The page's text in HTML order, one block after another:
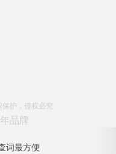
保护，侵权必究
品牌
词最方便